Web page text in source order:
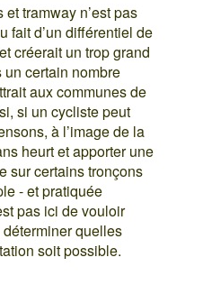
tramway n’est pas
fait d’un différentiel de
créerait un trop grand
certain nombre
aux communes de
si un cycliste peut
à l’image de la
heurt et apporter une
sur certains tronçons
- et pratiquée
pas ici de vouloir
quelles
soit possible.